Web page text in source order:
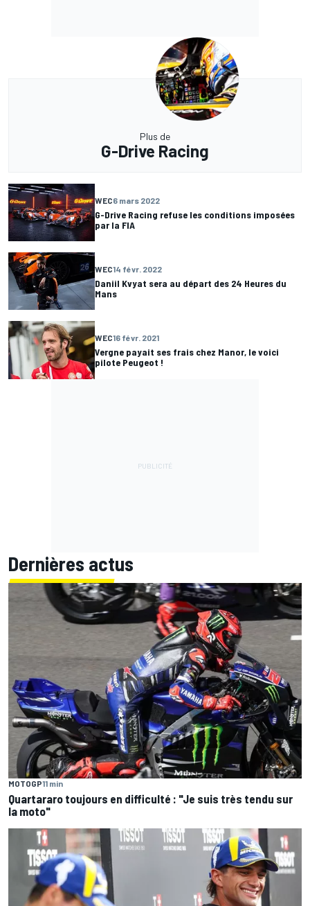
Plus de
G-Drive Racing
WEC6 mars 2022
G-Drive Racing refuse les conditions imposées
par la FIA
WEC14 févr. 2022
Daniil Kvyat sera au départ des 24 Heures du
Mans
WEC16 févr. 2021
Vergne payait ses frais chez Manor, le voici
pilote Peugeot !
Dernières actus
MOTOGP11 min
Quartararo toujours en difficulté : "Je suis très tendu sur
la moto"